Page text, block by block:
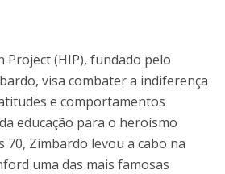
Project (HIP), fundado pelo
visa combater a indiferença
e comportamentos
educação para o heroísmo
70, Zimbardo levou a cabo na
uma das mais famosas